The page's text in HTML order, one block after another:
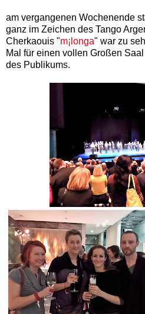
am vergangenen Wochenende
ganz im Zeichen des Tango
Cherkaouis "m¡longa" war zu
Mal für einen vollen Großen
des Publikums.